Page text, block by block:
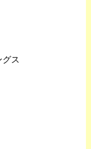
ス